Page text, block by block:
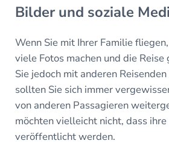
Bilder und soziale
Wenn Sie mit Ihrer Familie
viele Fotos machen und die Reise
Sie jedoch mit anderen
sollten Sie sich immer
von anderen Passagieren
möchten vielleicht nicht, dass
veröffentlicht werden.